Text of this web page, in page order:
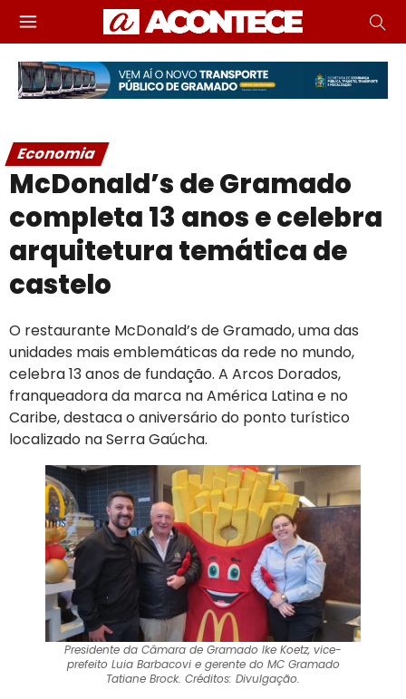
Economia
McDonald’s de Gramado
completa 13 anos e celebra
arquitetura temática de
castelo
O restaurante McDonald’s de Gramado, uma das
unidades mais emblemáticas da rede no mundo,
celebra 13 anos de fundação. A Arcos Dorados,
franqueadora da marca na América Latina e no
Caribe, destaca o aniversário do ponto turístico
localizado na Serra Gaúcha.
Presidente da Câmara de Gramado Ike Koetz, vice-
prefeito Luia Barbacovi e gerente do MC Gramado
Tatiane Brock. Créditos: Divulgação.